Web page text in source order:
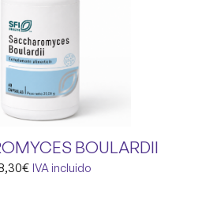
BOULARDII
€ IVA incluido